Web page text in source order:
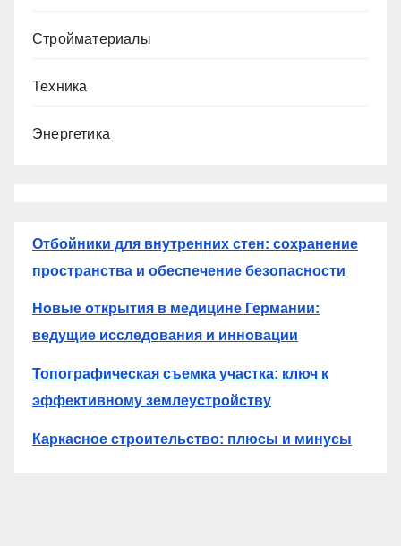
Стройматериалы
Техника
Энергетика
Отбойники для внутренних стен: сохранение
пространства и обеспечение безопасности
Новые открытия в медицине Германии:
ведущие исследования и инновации
Топографическая съемка участка: ключ к
эффективному землеустройству
Каркасное строительство: плюсы и минусы